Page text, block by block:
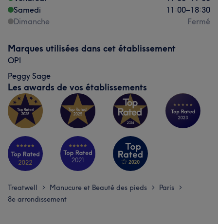
Samedi
11:00–18:30
Dimanche
Fermé
Marques utilisées dans cet établissement
OPI
Peggy Sage
Les awards de vos établissements
Treatwell > Manucure et Beauté des pieds > Paris >
8e arrondissement